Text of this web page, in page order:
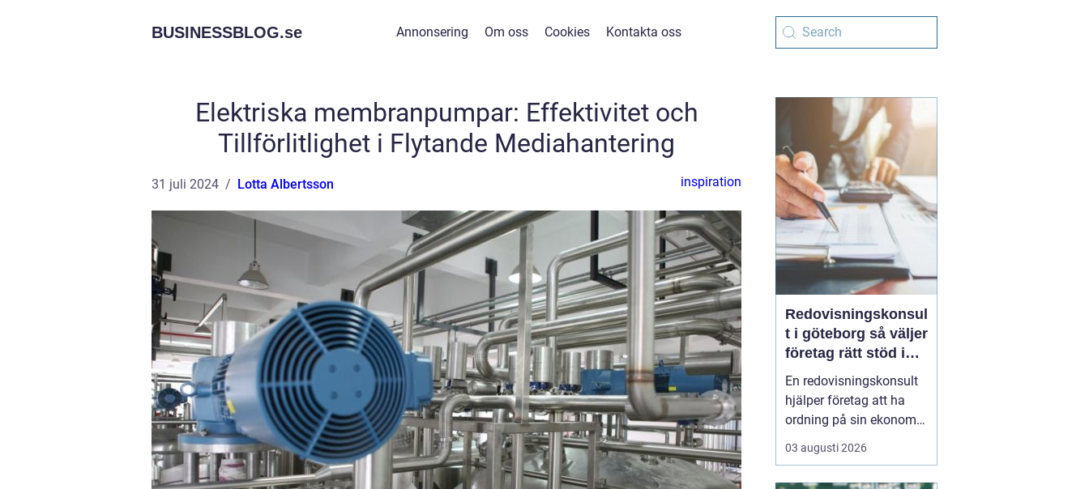
BUSINESSBLOG.se Annonsering Om oss Cookies Kontakta oss
Elektriska membranpumpar: Effektivitet och
Tillförlitlighet i Flytande Mediahantering
31 juli 2024 Lotta Albertsson inspiration
Redovisningskonsul
t i göteborg så väljer
företag rätt stöd i
ekonomin
En redovisningskonsult
hjälper företag att ha
ordning på sin ekonomi,
följa lagar och ta klokare
beslut med hjälp av
03 augusti 2026